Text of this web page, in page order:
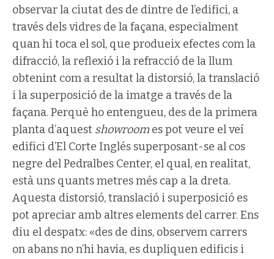
observar la ciutat des de dintre de l’edifici, a
través dels vidres de la façana, especialment
quan hi toca el sol, que produeix efectes com la
difracció, la reflexió i la refracció de la llum
obtenint com a resultat la distorsió, la translació
i la superposició de la imatge a través de la
façana. Perquè ho entengueu, des de la primera
planta d’aquest showroomes pot veure el veí
edifici d’El Corte Inglés superposant-se al cos
negre del Pedralbes Center, el qual, en realitat,
està uns quants metres més cap a la dreta.
Aquesta distorsió, translació i superposició es
pot apreciar amb altres elements del carrer. Ens
diu el despatx: «des de dins, observem carrers
on abans no n’hi havia, es dupliquen edificis i